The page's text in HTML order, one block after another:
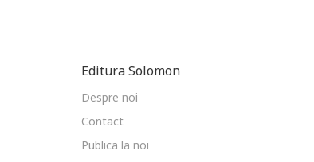
Editura Solomon
Despre noi
Contact
Publica la noi